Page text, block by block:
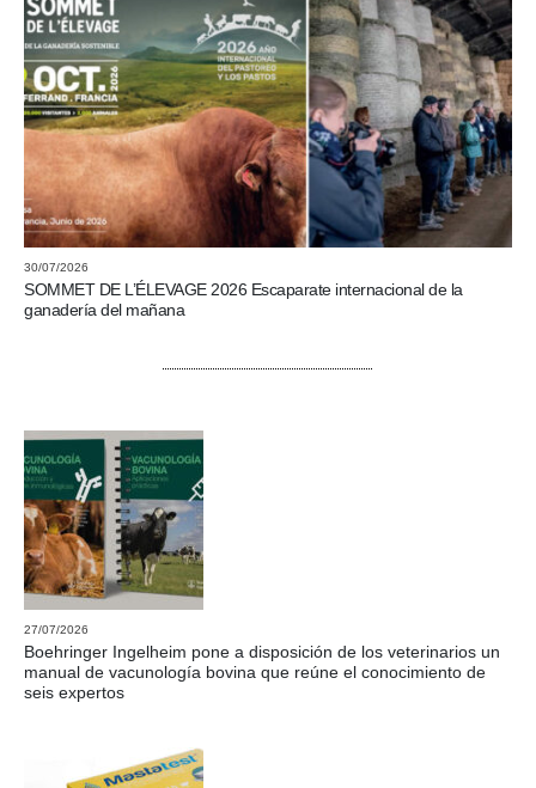
30/07/2026
SOMMET DE L’ÉLEVAGE 2026 Escaparate internacional de la
ganadería del mañana
27/07/2026
Boehringer Ingelheim pone a disposición de los veterinarios un
manual de vacunología bovina que reúne el conocimiento de
seis expertos